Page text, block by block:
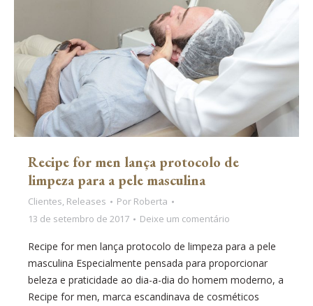
Recipe for men lança protocolo de
limpeza para a pele masculina
Clientes, Releases Por Roberta
13 de setembro de 2017
Deixe um comentário
Recipe for men lança protocolo de limpeza para a pele
masculina Especialmente pensada para proporcionar
beleza e praticidade ao dia-a-dia do homem moderno, a
Recipe for men, marca escandinava de cosméticos